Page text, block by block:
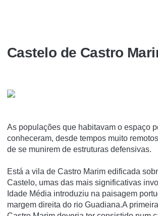
Castelo de Castro
As populações que habitavam o espaço
conheceram, desde tempos muito
de se munirem de estruturas defensivas.
Está a vila de Castro Marim edificada
Castelo, umas das mais significativas
Idade Média introduziu na paisagem
margem direita do rio Guadiana.A